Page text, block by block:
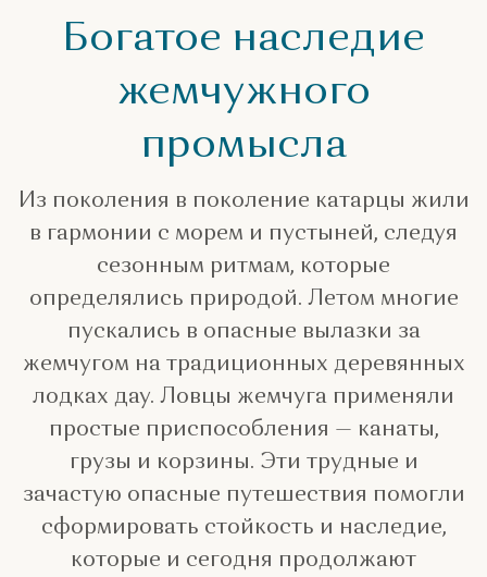
Богатое наследие
жемчужного
промысла
Из поколения в поколение катарцы жили
в гармонии с морем и пустыней, следуя
сезонным ритмам, которые
определялись природой. Летом многие
пускались в опасные вылазки за
жемчугом на традиционных деревянных
лодках дау. Ловцы жемчуга применяли
простые приспособления — канаты,
грузы и корзины. Эти трудные и
зачастую опасные путешествия помогли
сформировать стойкость и наследие,
которые и сегодня продолжают